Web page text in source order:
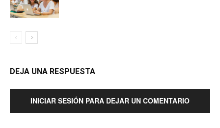
DEJA UNA RESPUESTA
INICIAR SESIÓN PARA DEJAR UN COMENTARIO